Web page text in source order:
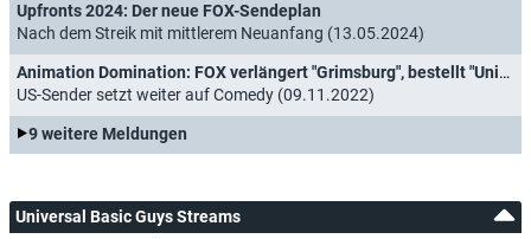
Upfronts 2024: Der neue FOX-Sendeplan
Nach dem Streik mit mittlerem Neuanfang (13.05.2024)
Animation Domination: FOX verlängert "Grimsburg", bestellt "Universal Basic Guys/The Hoagie Bros"
US-Sender setzt weiter auf Comedy (09.11.2022)
9 weitere Meldungen
Universal Basic Guys Streams